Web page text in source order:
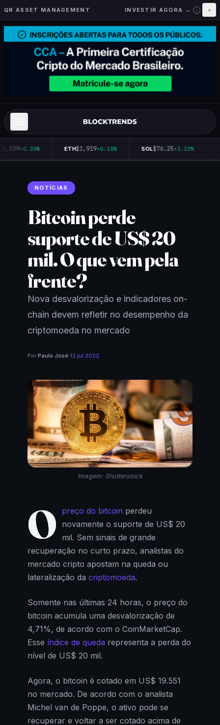
QR ASSET MANAGEMENT INVESTIR AGORA → i ×
+0.20% ETH$1,919+0.10% SOL$76.25+3.10%
NOTÍCIAS
Bitcoin perde
suporte de US$ 20
mil. O que vem pela
frente?
Nova desvalorização e indicadores on-
chain devem refletir no desempenho da
criptomoeda no mercado
Por Paulo José·12 jul 2022
Imagem: Shutterstock
O preço do bitcoinperdeu
novamente o suporte de US$ 20
mil. Sem sinais de grande
recuperação no curto prazo, analistas do
mercado cripto apostam na queda ou
lateralização da criptomoeda.
Somente nas últimas 24 horas, o preço do
bitcoin acumula uma desvalorização de
4,71%, de acordo com o CoinMarketCap.
Esse índice de queda representa a perda do
nível de US$ 20 mil.
Agora, o bitcoin é cotado em US$ 19.551
no mercado. De acordo com o analista
Michel van de Poppe, o ativo pode se
recuperar e voltar a ser cotado acima de